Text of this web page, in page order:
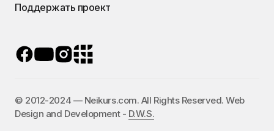
Поддержать проект
©️ 2012-2024 — Neikurs.com. All Rights Reserved. Web
Design and Development - D.W.S.